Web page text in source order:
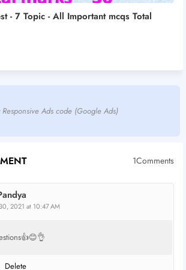
- 7 Topic - All Important mcqs Total
Responsive Ads code (Google Ads)
1Comments
2021 at 10:47 AM
Delete